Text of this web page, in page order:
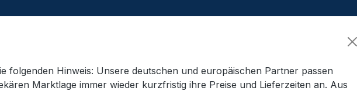
folgenden Hinweis: Unsere deutschen und europäischen Partner passen
Marktlage immer wieder kurzfristig ihre Preise und Lieferzeiten an. Aus